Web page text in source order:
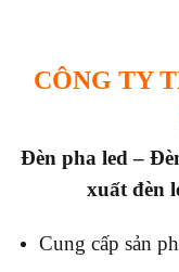
CÔNG TY
Đèn pha led –
xuất đèn
Cung cấp sản